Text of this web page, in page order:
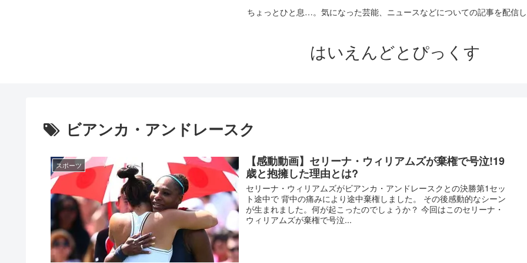
ちょっとひと息…。気になった芸能、ニュースなどについての記事を配信
はいえんどとぴっくす
ビアンカ・アンドレースク
スポーツ
【感動動画】セリーナ・ウィリアムズが棄権で号泣!19
歳と抱擁した理由とは?
セリーナ・ウィリアムズがビアンカ・アンドレースクとの決勝第1セッ
ト途中で 背中の痛みにより途中棄権しました。 その後感動的なシーン
が生まれました。何が起こったのでしょうか？ 今回はこのセリーナ・
ウィリアムズが棄権で号泣...